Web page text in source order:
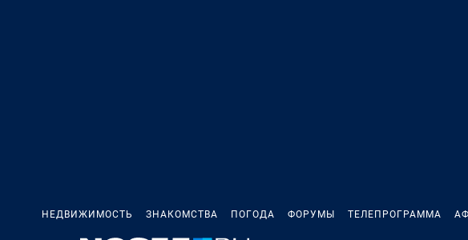
НЕДВИЖИМОСТЬ ЗНАКОМСТВА ПОГОДА ФОРУМЫ ТЕЛЕПРОГРАММА